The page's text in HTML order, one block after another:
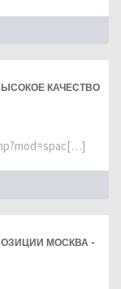
КАЧЕСТВО
МОСКВА -